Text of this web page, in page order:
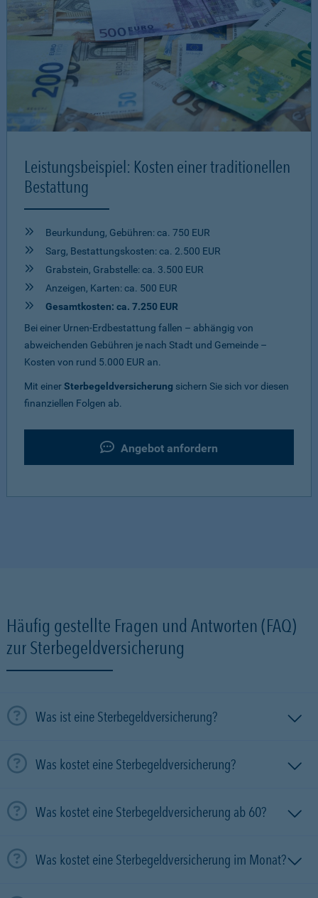
Leistungsbeispiel: Kosten einer traditionellen
Bestattung
Beurkundung, Gebühren: ca. 750 EUR
Sarg, Bestattungskosten: ca. 2.500 EUR
Grabstein, Grabstelle: ca. 3.500 EUR
Anzeigen, Karten: ca. 500 EUR
Gesamtkosten: ca. 7.250 EUR
Bei einer Urnen-Erdbestattung fallen – abhängig von
abweichenden Gebühren je nach Stadt und Gemeinde –
Kosten von rund 5.000 EUR an.
Mit einerSterbegeldversicherung sichern Sie sich vor diesen
finanziellen Folgen ab.
Angebot anfordern
Häufig gestellte Fragen und Antworten (FAQ)
zur Sterbegeldversicherung
Was ist eine Sterbegeldversicherung?
Was kostet eine Sterbegeldversicherung?
Was kostet eine Sterbegeldversicherung ab 60?
Was kostet eine Sterbegeldversicherung im Monat?